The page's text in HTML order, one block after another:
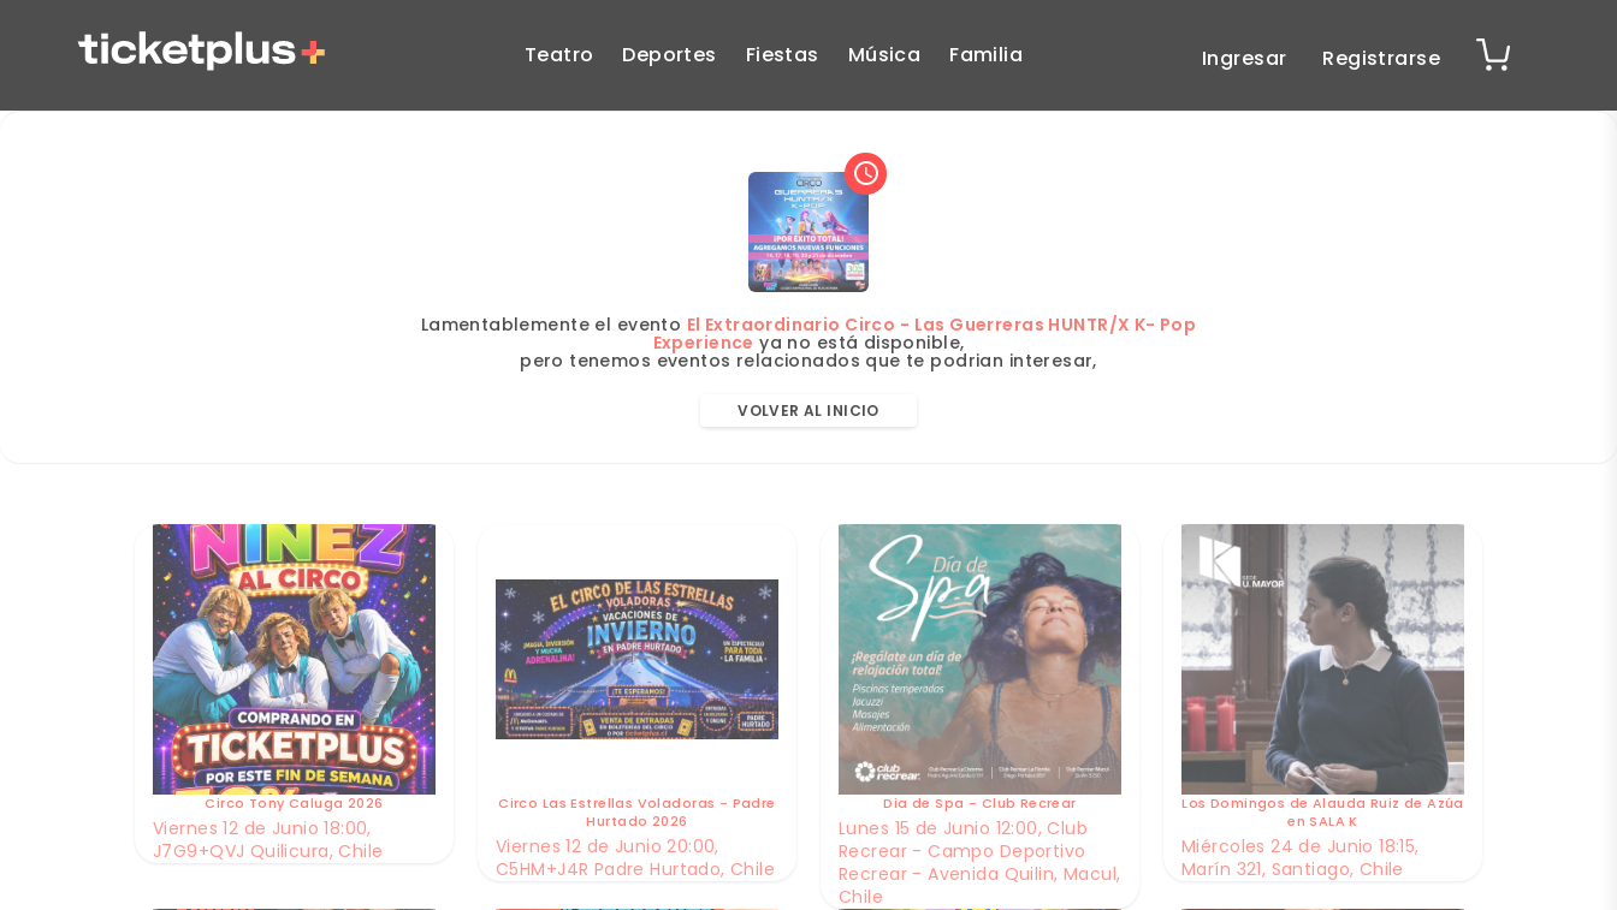
Teatro Deportes Fiestas Música Familia Ingresar Registrarse
access_time
Lamentablemente el evento El Extraordinario Circo - Las Guerreras HUNTR/X K- Pop
Experience ya no está disponible,
pero tenemos eventos relacionados que te podrian interesar,
VOLVER AL INICIO
Circo Tony Caluga 2026
Viernes 12 de Junio 18:00,
J7G9+QVJ Quilicura, Chile
Circo Las Estrellas Voladoras - Padre
Hurtado 2026
Viernes 12 de Junio 20:00,
C5HM+J4R Padre Hurtado, Chile
Dia de Spa - Club Recrear
Lunes 15 de Junio 12:00, Club
Recrear - Campo Deportivo
Recrear - Avenida Quilin, Macul,
Chile
Los Domingos de Alauda Ruiz de Azúa
en SALA K
Miércoles 24 de Junio 18:15,
Marín 321, Santiago, Chile